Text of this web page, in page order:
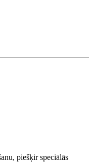
piešķir speciālās